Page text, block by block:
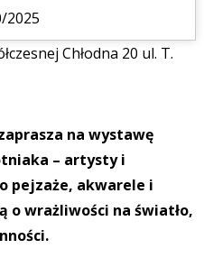
2025
Chłodna 20 ul. T.
na wystawę
– artysty i
pejzaże, akwarele i
wrażliwości na światło,